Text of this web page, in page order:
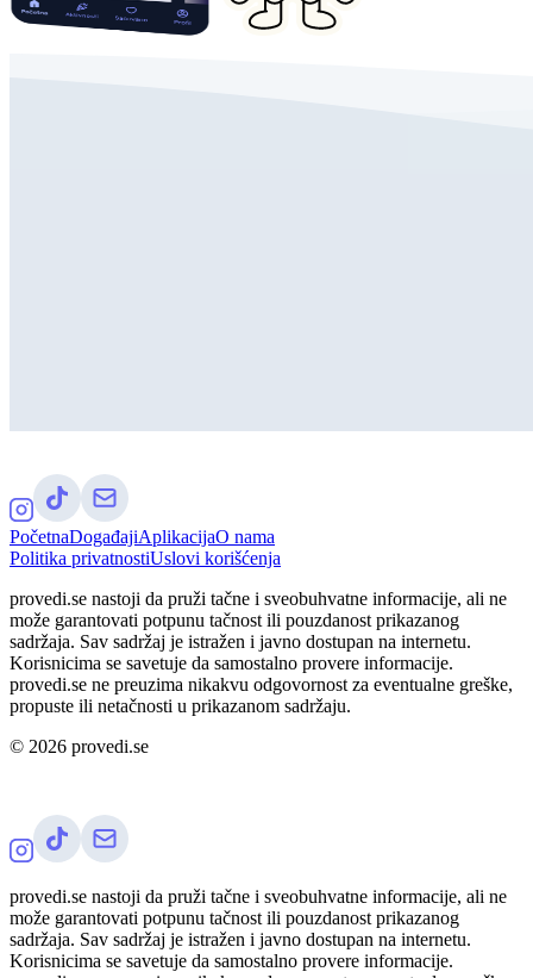
PočetnaDogađajiAplikacijaO nama
Politika privatnostiUslovi korišćenja
provedi.se nastoji da pruži tačne i sveobuhvatne informacije, ali ne
može garantovati potpunu tačnost ili pouzdanost prikazanog
sadržaja. Sav sadržaj je istražen i javno dostupan na internetu.
Korisnicima se savetuje da samostalno provere informacije.
provedi.se ne preuzima nikakvu odgovornost za eventualne greške,
propuste ili netačnosti u prikazanom sadržaju.
© 2026 provedi.se
provedi.se nastoji da pruži tačne i sveobuhvatne informacije, ali ne
može garantovati potpunu tačnost ili pouzdanost prikazanog
sadržaja. Sav sadržaj je istražen i javno dostupan na internetu.
Korisnicima se savetuje da samostalno provere informacije.